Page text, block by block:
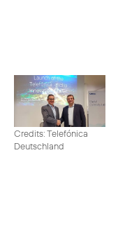
Credits: Telefónica
Deutschland